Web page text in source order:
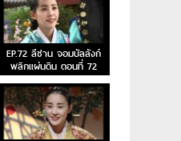
EP.72 ลีซาน จอมบัลลังก์
พลิกแผ่นดิน ตอนที่ 72